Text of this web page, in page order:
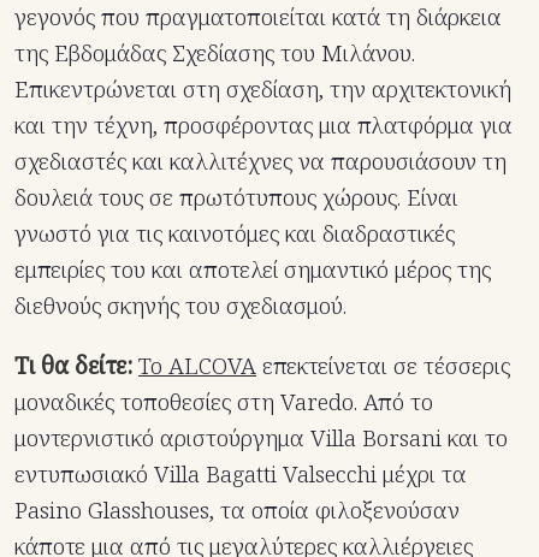
γεγονός που πραγματοποιείται κατά τη διάρκεια
της Εβδομάδας Σχεδίασης του Μιλάνου.
Επικεντρώνεται στη σχεδίαση, την αρχιτεκτονική
και την τέχνη, προσφέροντας μια πλατφόρμα για
σχεδιαστές και καλλιτέχνες να παρουσιάσουν τη
δουλειά τους σε πρωτότυπους χώρους. Είναι
γνωστό για τις καινοτόμες και διαδραστικές
εμπειρίες του και αποτελεί σημαντικό μέρος της
διεθνούς σκηνής του σχεδιασμού.
Τι θα δείτε:Το ALCOVAεπεκτείνεται σε τέσσερις
μοναδικές τοποθεσίες στη Varedo. Από το
μοντερνιστικό αριστούργημα Villa Borsani και το
εντυπωσιακό Villa Bagatti Valsecchi μέχρι τα
Pasino Glasshouses, τα οποία φιλοξενούσαν
κάποτε μια από τις μεγαλύτερες καλλιέργειες